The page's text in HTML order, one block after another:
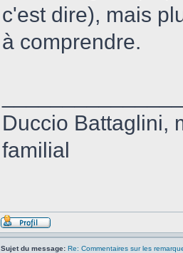
c'est dire), mais
à comprendre.
Duccio Battaglini,
familial
Sujet du message: Re: Commentaires sur les